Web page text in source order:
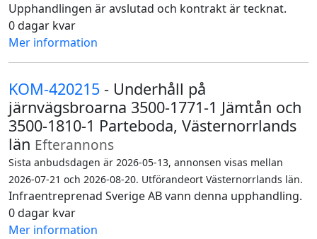
Upphandlingen är avslutad och kontrakt är tecknat.
0 dagar kvar
Mer information
KOM-420215 - Underhåll på
järnvägsbroarna 3500-1771-1 Jämtån och
3500-1810-1 Parteboda, Västernorrlands
län Efterannons
Sista anbudsdagen är 2026-05-13, annonsen visas mellan
2026-07-21 och 2026-08-20. Utförandeort Västernorrlands län.
Infraentreprenad Sverige AB vann denna upphandling.
0 dagar kvar
Mer information